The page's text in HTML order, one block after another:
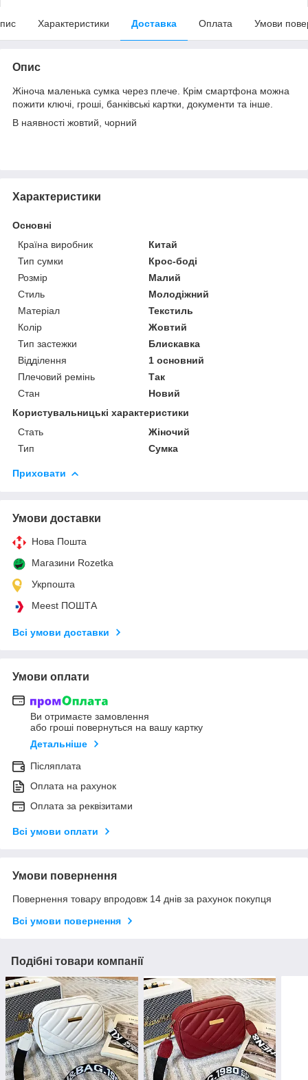
Характеристики Доставка Оплата Умови
Опис
Жіноча маленька сумка через плече. Крім смартфона можна
пожити ключі, гроші, банківські картки, документи та інше.
В наявності жовтий, чорний
Характеристики
Основні
Країна виробник
Китай
Тип сумки
Крос-боді
Розмір
Малий
Стиль
Молодіжний
Матеріал
Текстиль
Колір
Жовтий
Тип застежки
Блискавка
Відділення
1 основний
Плечовий ремінь
Так
Стан
Новий
Користувальницькі характеристики
Стать
Жіночий
Тип
Сумка
Приховати
Умови доставки
Нова Пошта
Магазини Rozetka
Укрпошта
Meest ПОШТА
Всі умови доставки
Умови оплати
Ви отримаєте замовлення
або гроші повернуться на вашу картку
Детальніше
Післяплата
Оплата на рахунок
Оплата за реквізитами
Всі умови оплати
Умови повернення
Повернення товару впродовж 14 днів за рахунок покупця
Всі умови повернення
Подібні товари компанії